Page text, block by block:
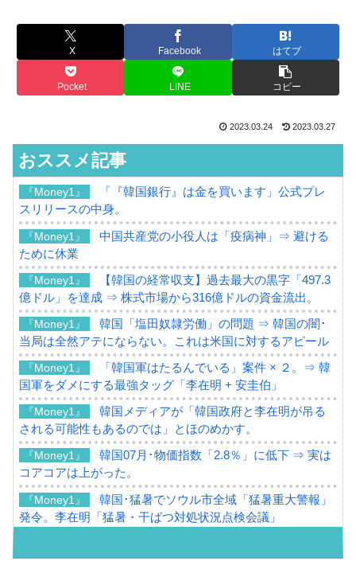
X Facebook はてブ
Pocket LINE コピー
2023.03.24 2023.03.27
おススメ記事
『Money1』
「『韓国銀行』は金を買います」公式プレ
スリリースの中身。
『Money1』
中国共産党の小役人は「疫病神」⇒ 避ける
ために休業
『Money1』
【韓国の経常収支】過去最大の黒字「497.3
億ドル」を達成 ⇒ 株式市場から316億ドルの資金流出。
『Money1』
韓国「塩田奴隷労働」の問題 ⇒ 韓国の闇･
当局は全然アテにならない。これは米国に対するアピール
『Money1』
「韓国軍はたるんでいる」案件 × ２。⇒ 韓
国軍をダメにする最強タッグ「李在明 + 安圭伯」
『Money1』
韓国メディアが「韓国政府と李在明が吊る
される可能性もあるのでは」とほのめかす。
『Money1』
韓国07月･物価指数「2.8％」に低下 ⇒ 実は
コアコアは上がった。
『Money1』
韓国･猛暑でソウル市全域「猛暑重大警報」
発令。李在明「猛暑・干ばつ対処状況点検会議」
07月販売台数は去年のほぼ半分「71台」しか売れなかっ